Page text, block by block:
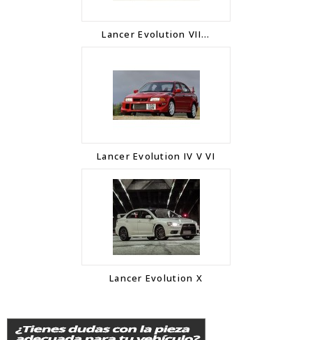
Lancer Evolution VII...
Lancer Evolution IV V VI
Lancer Evolution X